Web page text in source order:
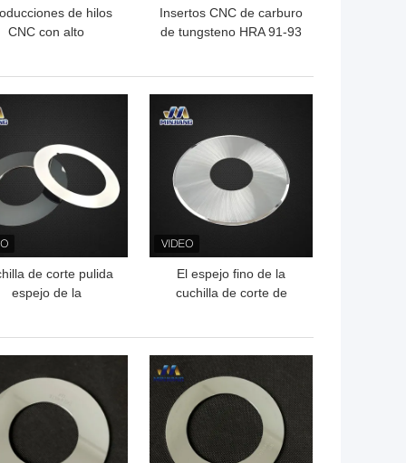
de hilos
CNC con alto
Insertos CNC de carburo
de tungsteno HRA 91-93
de corte pulida
espejo de la
PRECIO
El espejo fino de la
cuchilla de corte de
MEJOR PRECIO
PRECIO MEJOR PRECIO